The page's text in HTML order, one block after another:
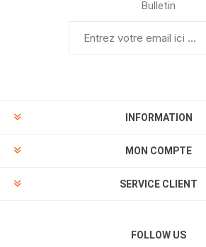
Bulletin
INFORMATION
MON COMPTE
SERVICE CLIENT
FOLLOW US